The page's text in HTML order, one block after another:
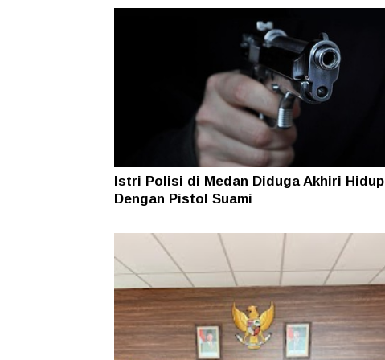
Istri Polisi di Medan Diduga Akhiri Hidup
Dengan Pistol Suami